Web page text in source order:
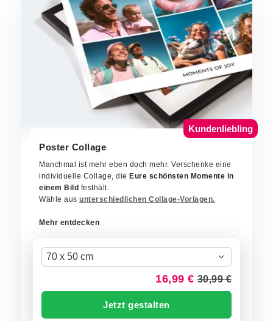
Kundenliebling
Poster Collage
Manchmal ist mehr eben doch mehr. Verschenke eine
individuelle Collage, die Eure schönsten Momente in
einem Bild festhält.
Wähle aus unterschiedlichen Collage-Vorlagen.
Mehr entdecken
70 x 50 cm
16,99 € 30,99 €
Jetzt gestalten